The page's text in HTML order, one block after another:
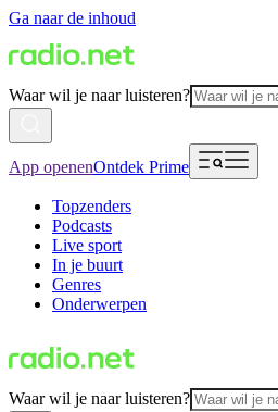
Ga naar de inhoud
Waar wil je naar luisteren?
App openenOntdek Prime
Topzenders
Podcasts
Live sport
In je buurt
Genres
Onderwerpen
Waar wil je naar luisteren?